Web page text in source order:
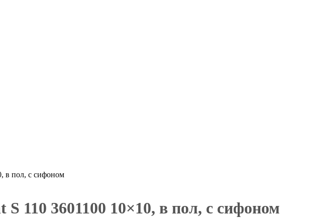
в пол, с сифоном
110 3601100 10×10, в пол, с сифоном